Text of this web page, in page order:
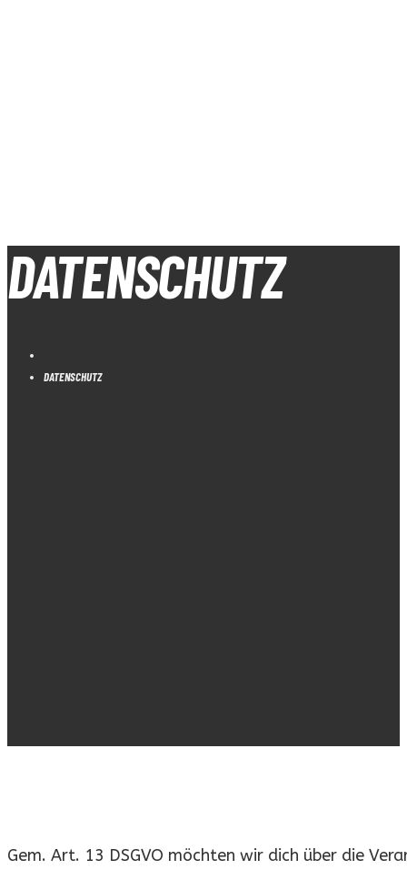
DATENSCHUTZ
DATENSCHUTZ
Gem. Art. 13 DSGVO möchten wir dich über die